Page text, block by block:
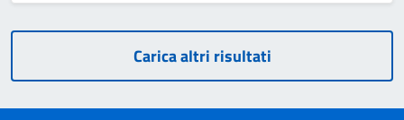
Carica altri risultati